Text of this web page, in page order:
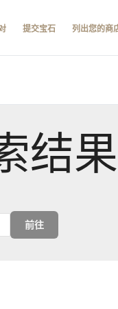
提交宝石 列出您的商
结果
前往